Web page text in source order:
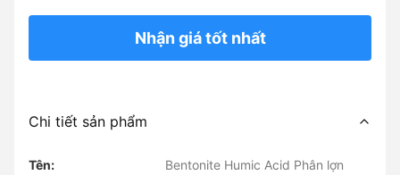
Nhận giá tốt nhất
Chi tiết sản phẩm
Tên:
Bentonite Humic Acid Phân lợn